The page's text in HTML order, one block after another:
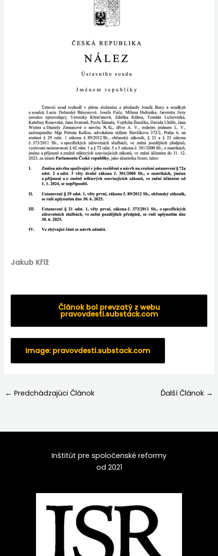
Jakub Kříž
Článok bol prevzatý z webu
pravovdesti.substack.com
Image: pravovdesti.substack.com
← Predchádzajúci Článok Ďalší Článok →
Inštitút pre spoločenské reformy
od 2021